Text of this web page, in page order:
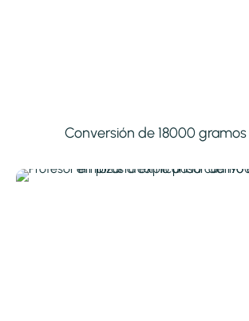
Conversión de 18000 gramos